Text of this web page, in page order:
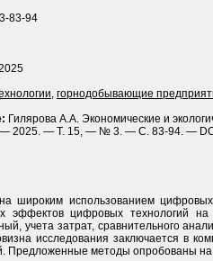
83-94
, горнодобывающие
Гилярова А.А. Экономические и
— 2025. — Т. 15, — № 3. — С. 83-94. —
широким использованием
эффектов цифровых технологий
учета затрат, сравнительного
исследования заключается в
Предложенные методы опробованы на